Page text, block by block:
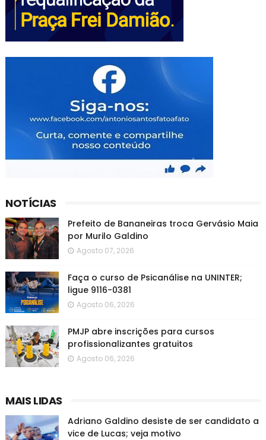
NOTÍCIAS
Prefeito de Bananeiras troca Gervásio Maia
por Murilo Galdino
Agosto 07, 2026
Faça o curso de Psicanálise na UNINTER;
ligue 9116-0381
Agosto 06, 2026
PMJP abre inscrições para cursos
profissionalizantes gratuitos
Agosto 06, 2026
MAIS LIDAS
Adriano Galdino desiste de ser candidato a
vice de Lucas; veja motivo